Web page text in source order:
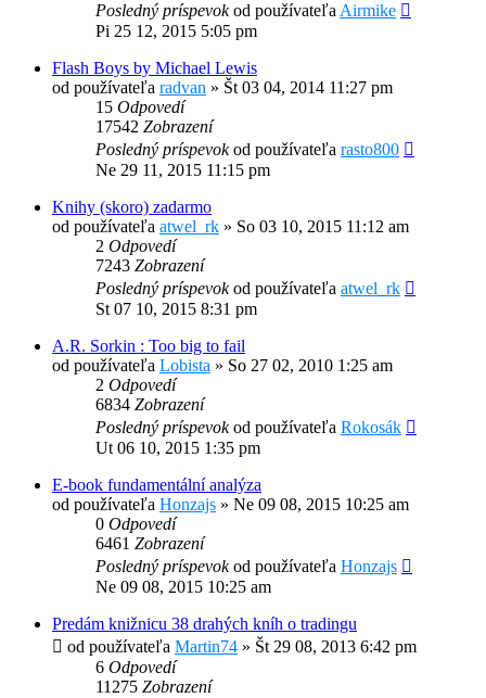
Posledný príspevokod používateľaAirmike
Pi 25 12, 2015 5:05 pm
Flash Boys by Michael Lewis
od používateľa radvan » Št 03 04, 2014 11:27 pm
15 Odpovedí
17542 Zobrazení
Posledný príspevokod používateľa rasto800
Ne 29 11, 2015 11:15 pm
Knihy (skoro) zadarmo
od používateľa atwel_rk » So 03 10, 2015 11:12 am
2 Odpovedí
7243 Zobrazení
Posledný príspevokod používateľa atwel_rk
St 07 10, 2015 8:31 pm
A.R. Sorkin : Too big to fail
od používateľa Lobista » So 27 02, 2010 1:25 am
2 Odpovedí
6834 Zobrazení
Posledný príspevokod používateľa Rokosák
Ut 06 10, 2015 1:35 pm
E-book fundamentální analýza
od používateľa Honzajs » Ne 09 08, 2015 10:25 am
0 Odpovedí
6461 Zobrazení
Posledný príspevokod používateľa Honzajs
Ne 09 08, 2015 10:25 am
Predám knižnicu 38 drahých kníh o tradingu
od používateľa Martin74 » Št 29 08, 2013 6:42 pm
6 Odpovedí
11275 Zobrazení